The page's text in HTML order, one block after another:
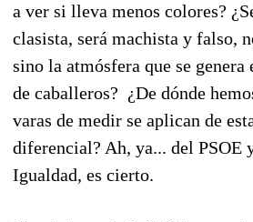
a ver si lleva menos colores?
clasista, será machista y falso,
sino la atmósfera que se genera
de caballeros? ¿De dónde
varas de medir se aplican de
diferencial? Ah, ya... del PSOE
Igualdad, es cierto.